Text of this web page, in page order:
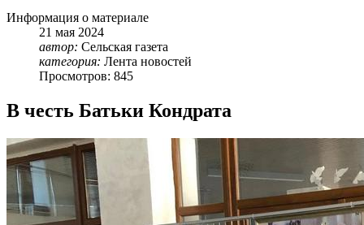
Информация о материале
21 мая 2024
автор: Сельская газета
категория: Лента новостей
Просмотров: 845
В честь Батьки Кондрата